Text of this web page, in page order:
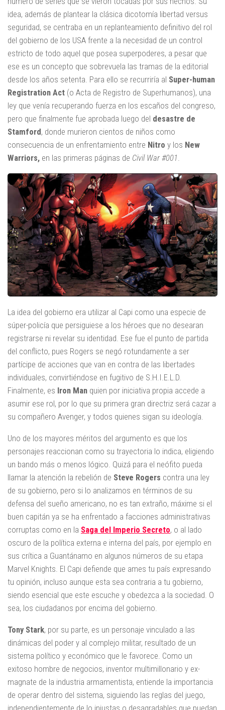
idea, además de plantear la clásica dicotomía libertad versus
seguridad, se centraba en un replanteamiento definitivo del rol
del gobierno de los USA frente a la necesidad de un control
estricto de todo aquel que posea superpoderes, a pesar que
ese es un concepto que sobrevuela las tramas de la editorial
desde los años setenta. Para ello se recurriría al Super-human
Registration Act (o Acta de Registro de Superhumanos), una
ley que venía recuperando fuerza en los escaños del congreso,
pero que finalmente fue aprobada luego del desastre de
Stamford, donde murieron cientos de niños como
consecuencia de un enfrentamiento entre Nitro y los New
Warriors, en las primeras páginas de Civil War #001
La idea del gobierno era utilizar al Capi como una especie de
súper-policía que persiguiese a los héroes que no desearan
registrarse ni revelar su identidad. Ese fue el punto de partida
del conflicto, pues Rogers se negó rotundamente a ser
partícipe de acciones que van en contra de las libertades
individuales, convirtiéndose en fugitivo de S.H.I.E.L.D.
Finalmente, es Iron Man quien por iniciativa propia accede a
asumir ese rol, por lo que su primera gran directriz será cazar a
su compañero Avenger, y todos quienes sigan su ideología.
Uno de los mayores méritos del argumento es que los
personajes reaccionan como su trayectoria lo indica, eligiendo
un bando más o menos lógico. Quizá para el neófito pueda
llamar la atención la rebelión de Steve Rogers contra una ley
de su gobierno, pero si lo analizamos en términos de su
defensa del sueño americano, no es tan extraño, máxime si el
buen capitán ya se ha enfrentado a facciones administrativas
corruptas como en la Saga del Imperio Secreto, o al lado
oscuro de la política externa e interna del país, por ejemplo en
sus crítica a Guantánamo en algunos números de su etapa
Marvel Knights. El Capi defiende que ames tu país expresando
tu opinión, incluso aunque esta sea contraria a tu gobierno,
siendo esencial que este escuche y obedezca a la sociedad. O
sea, los ciudadanos por encima del gobierno.
Tony Stark, por su parte, es un personaje vinculado a las
dinámicas del poder y al complejo militar, resultado de un
sistema político y económico que le favorece. Como un
exitoso hombre de negocios, inventor multimillonario y ex-
magnate de la industria armamentista, entiende la importancia
de operar dentro del sistema, siguiendo las reglas del juego,
independientemente de lo injustas o desagradables que puedan